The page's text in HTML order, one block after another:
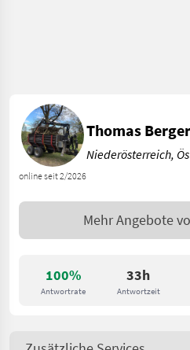
100%
Antwortrate
33h
Antwortzeit
online seit 2/2026
Thomas Berger
Niederösterreich,
Mehr Angebote